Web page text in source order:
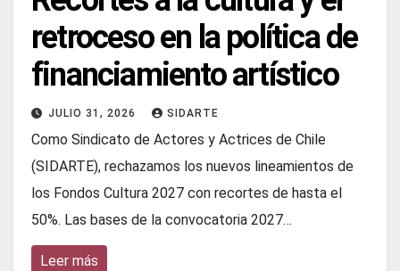
retroceso en la política de
financiamiento artístico
JULIO 31, 2026 SIDARTE
Como Sindicato de Actores y Actrices de Chile
(SIDARTE), rechazamos los nuevos lineamientos de
los Fondos Cultura 2027 con recortes de hasta el
50%. Las bases de la convocatoria 2027…
Leer más